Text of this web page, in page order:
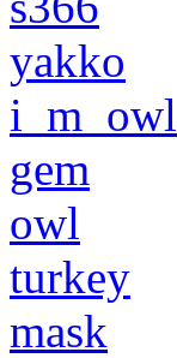
yakko
i_m_owl
gem
owl
turkey
mask